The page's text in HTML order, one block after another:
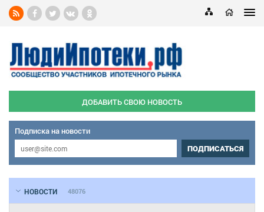
ДОБАВИТЬ СВОЮ НОВОСТЬ
Подписка на новости
ПОДПИСАТЬСЯ
НОВОСТИ 48076